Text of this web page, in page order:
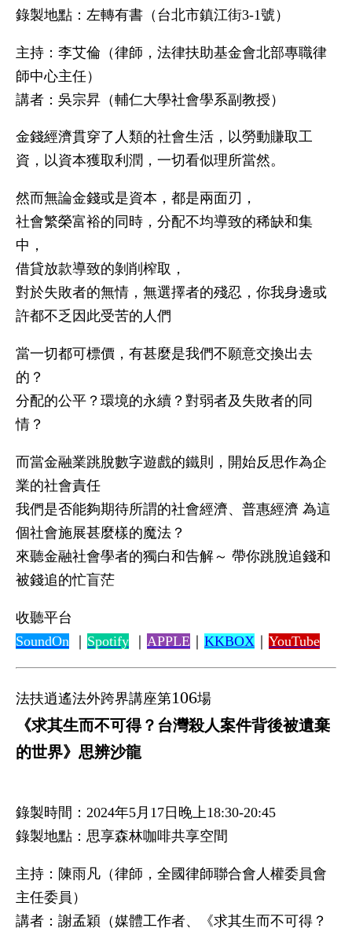
錄製地點：左轉有書（台北市鎮江街3-1號）
主持：李艾倫（律師，法律扶助基金會北部專職律
師中心主任）
講者：吳宗昇（輔仁大學社會學系副教授）
金錢經濟貫穿了人類的社會生活，以勞動賺取工
資，以資本獲取利潤，一切看似理所當然。
然而無論金錢或是資本，都是兩面刃，
社會繁榮富裕的同時，分配不均導致的稀缺和集
中，
借貸放款導致的剝削榨取，
對於失敗者的無情，無選擇者的殘忍，你我身邊或
許都不乏因此受苦的人們
當一切都可標價，有甚麼是我們不願意交換出去
的？
分配的公平？環境的永續？對弱者及失敗者的同
情？
而當金融業跳脫數字遊戲的鐵則，開始反思作為企
業的社會責任
我們是否能夠期待所謂的社會經濟、普惠經濟 為這
個社會施展甚麼樣的魔法？
來聽金融社會學者的獨白和告解～ 帶你跳脫追錢和
被錢追的忙盲茫
收聽平台
SoundOn
Spotify APPLE KKBOX YouTube
法扶逍遙法外跨界講座第106場
《求其生而不可得？台灣殺人案件背後被遺棄
的世界》思辨沙龍
錄製時間：2024年5月17日晚上18:30-20:45
錄製地點：思享森林咖啡共享空間
主持：陳雨凡（律師，全國律師聯合會人權委員會
主任委員）
講者：謝孟穎（媒體工作者、《求其生而不可得？